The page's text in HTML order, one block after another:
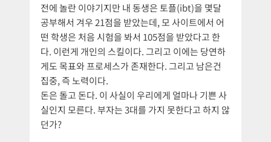
전에 놀란 이야기지만 내 동생은 토플(ibt)을 몇달
공부해서 겨우 21점을 받았는데, 모 사이트에서 어
떤 학생은 처음 시험을 봐서 105점을 받았다고 한
다. 이런게 개인의 스킬이다. 그리고 이에는 당연하
게도 목표와 프로세스가 존재한다. 그리고 남은건
집중, 즉 노력이다.
돈은 돌고 돈다. 이 사실이 우리에게 얼마나 기쁜 사
실인지 모른다. 부자는 3대를 가지 못한다고 하지 않
던가?